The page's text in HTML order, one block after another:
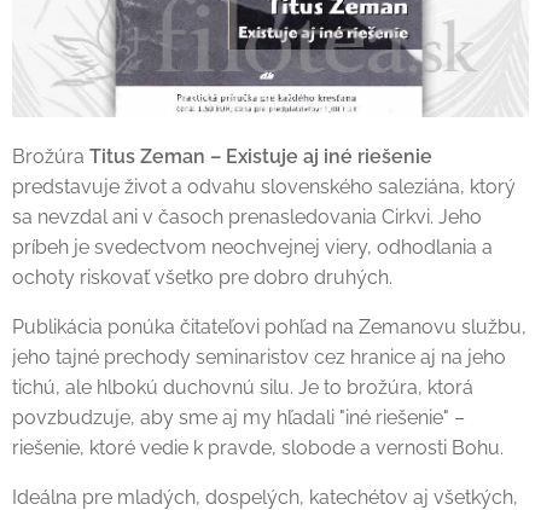
Brožúra Titus Zeman – Existuje aj iné riešenie
predstavuje život a odvahu slovenského saleziána, ktorý
sa nevzdal ani v časoch prenasledovania Cirkvi. Jeho
príbeh je svedectvom neochvejnej viery, odhodlania a
ochoty riskovať všetko pre dobro druhých.
Publikácia ponúka čitateľovi pohľad na Zemanovu službu,
jeho tajné prechody seminaristov cez hranice aj na jeho
tichú, ale hlbokú duchovnú silu. Je to brožúra, ktorá
povzbudzuje, aby sme aj my hľadali "iné riešenie" –
riešenie, ktoré vedie k pravde, slobode a vernosti Bohu.
Ideálna pre mladých, dospelých, katechétov aj všetkých,